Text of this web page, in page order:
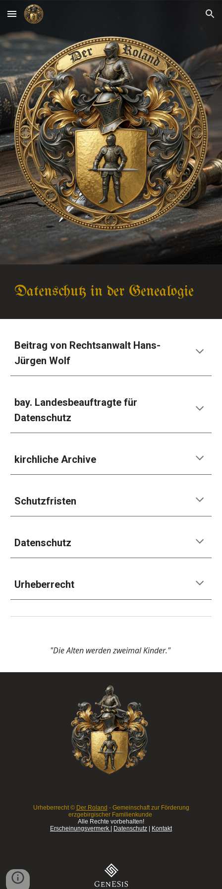
Skip to main content Skip to navigation
Datenschutz in der Genealogie
Beitrag von Rechtsanwalt Hans-
Jürgen Wolf
bay. Landesbeauftragte für
Datenschutz
kirchliche Archive
Schutzfristen
Datenschutz
Urheberrecht
"Die Alten werden zweimal Kinder."
Urheberrecht © Der Roland - Gemeinschaft zur Förderung
erzgebirgischer Familienkunde
Alle Rechte vorbehalten!
Erscheinungsvermerk
Datenschutz Kontakt